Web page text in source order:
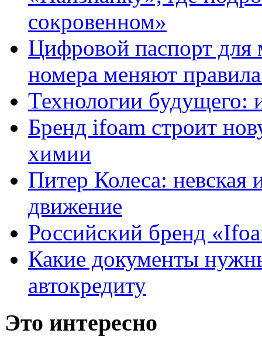
сокровенном»
Цифровой паспорт для
номера меняют
Технологии будущего:
Бренд ifoam строит
химии
Питер Колеса: невская
движение
Российский бренд
Какие документы
автокредиту
Это интересно